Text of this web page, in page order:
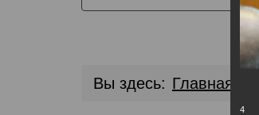
Вы здесь: Главная
4